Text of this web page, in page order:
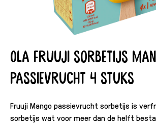
Ola Fruuji sorbetijs
passievrucht 4 stuks
Fruuji Mango passievrucht sorbetijs is
sorbetijs wat voor meer dan de helft